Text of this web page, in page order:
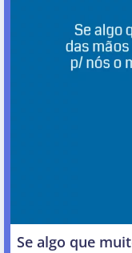
Se algo que